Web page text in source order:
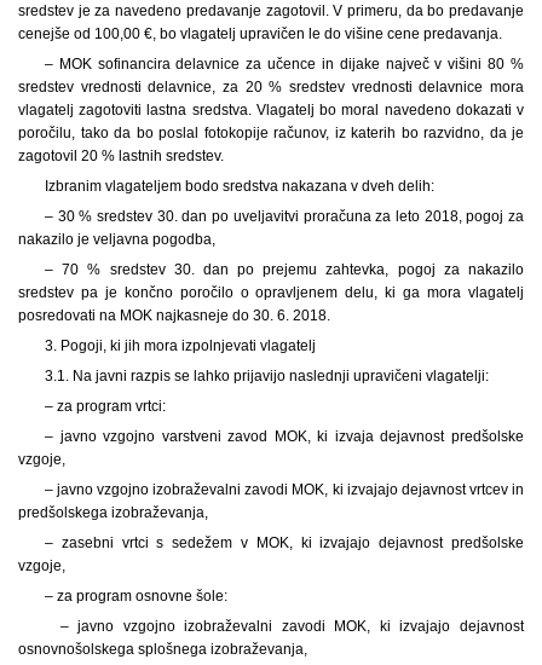
sredstev je za navedeno predavanje zagotovil. V primeru, da bo predavanje
cenejše od 100,00 €, bo vlagatelj upravičen le do višine cene predavanja.
– MOK sofinancira delavnice za učence in dijake največ v višini 80 %
sredstev vrednosti delavnice, za 20 % sredstev vrednosti delavnice mora
vlagatelj zagotoviti lastna sredstva. Vlagatelj bo moral navedeno dokazati v
poročilu, tako da bo poslal fotokopije računov, iz katerih bo razvidno, da je
zagotovil 20 % lastnih sredstev.
Izbranim vlagateljem bodo sredstva nakazana v dveh delih:
– 30 % sredstev 30. dan po uveljavitvi proračuna za leto 2018, pogoj za
nakazilo je veljavna pogodba,
– 70 % sredstev 30. dan po prejemu zahtevka, pogoj za nakazilo
sredstev pa je končno poročilo o opravljenem delu, ki ga mora vlagatelj
posredovati na MOK najkasneje do 30. 6. 2018.
3. Pogoji, ki jih mora izpolnjevati vlagatelj
3.1. Na javni razpis se lahko prijavijo naslednji upravičeni vlagatelji:
– za program vrtci:
– javno vzgojno varstveni zavod MOK, ki izvaja dejavnostpredšolske
vzgoje,
– javno vzgojno izobraževalni zavodi MOK, ki izvajajo dejavnost vrtcev in
predšolskega izobraževanja,
– zasebni vrtci s sedežem v MOK, ki izvajajo dejavnost predšolske
vzgoje,
– za program osnovne šole:
– javno vzgojno izobraževalni zavodi MOK, ki izvajajo dejavnost
osnovnošolskega splošnega izobraževanja,